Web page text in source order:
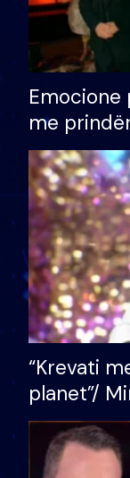
Emocione
me
divorci
“Krevati
planet”/
bukura në
mungojë